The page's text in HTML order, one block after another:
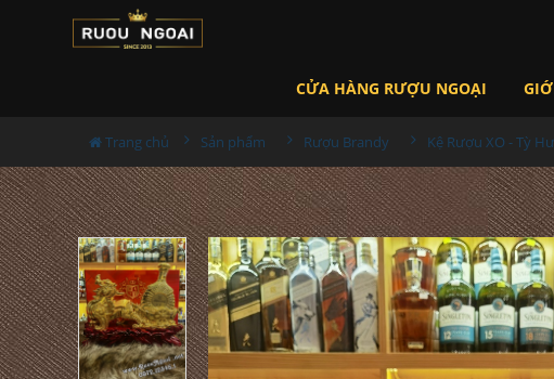
CỬA HÀNG RƯỢU NGOẠI
Trang chủ Sản phẩm Rượu Brandy